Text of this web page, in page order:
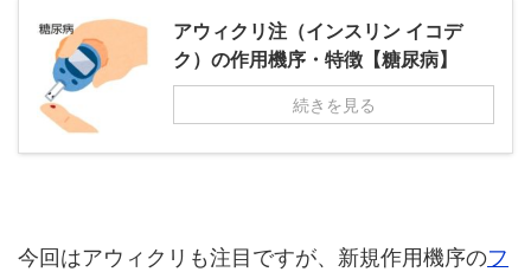
アウィクリ注（インスリン イコデ
ク）の作用機序・特徴【糖尿病】
続きを見る
今回はアウィクリも注目ですが、新規作用機序のフ